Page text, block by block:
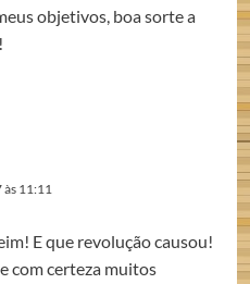
objetivos, boa sorte a
11:11
E que revolução causou!
com certeza muitos